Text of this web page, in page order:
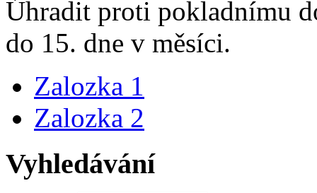
Úhradit proti pokladnímu
do 15. dne v měsíci.
Zalozka 1
Zalozka 2
Vyhledávání